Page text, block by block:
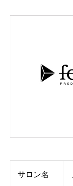
サロン名